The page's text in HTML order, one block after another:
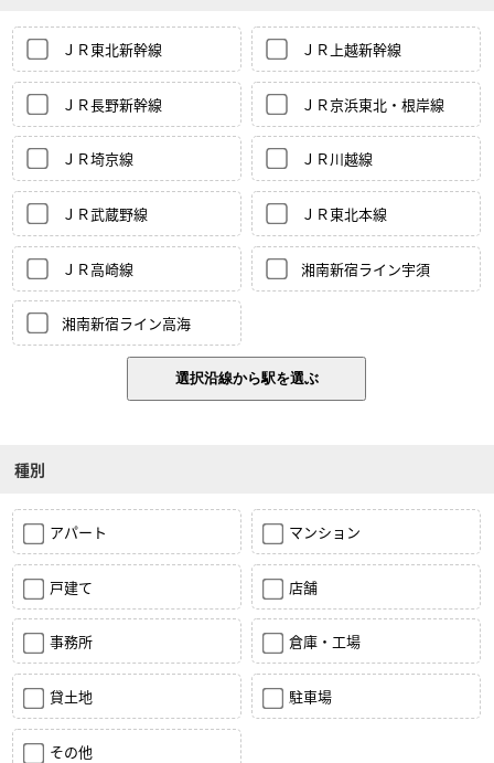
ＪＲ東北新幹線 ＪＲ上越新幹線
ＪＲ長野新幹線 ＪＲ京浜東北・根岸線
ＪＲ埼京線 ＪＲ川越線
ＪＲ武蔵野線 ＪＲ東北本線
ＪＲ高崎線 湘南新宿ライン宇須
湘南新宿ライン高海
種別
アパート マンション
戸建て 店舗
事務所 倉庫・工場
貸土地 駐車場
その他